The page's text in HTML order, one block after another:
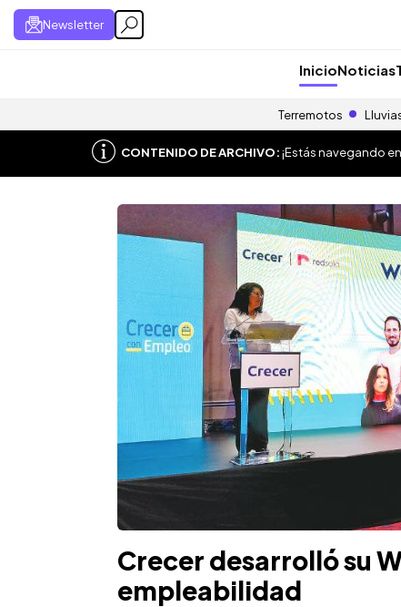
Newsletter
InicioNoticias
Terremotos
CONTENIDO DE ARCHIVO:¡Estás navegando
Crecer desarrolló su
empleabilidad